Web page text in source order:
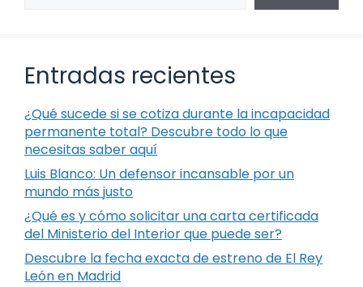
Entradas recientes
¿Qué sucede si se cotiza durante la incapacidad
permanente total? Descubre todo lo que
necesitas saber aquí
Luis Blanco: Un defensor incansable por un
mundo más justo
¿Qué es y cómo solicitar una carta certificada
del Ministerio del Interior que puede ser?
Descubre la fecha exacta de estreno de El Rey
León en Madrid